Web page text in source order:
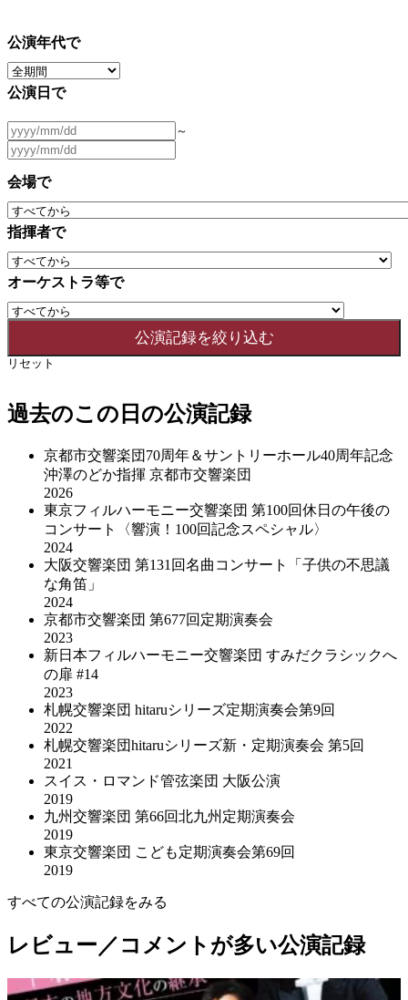
公演年代で
公演日で
～
会場で
指揮者で
オーケストラ等で
リセット
過去のこの日の公演記録
京都市交響楽団70周年＆サントリーホール40周年記念
沖澤のどか指揮 京都市交響楽団
2026
東京フィルハーモニー交響楽団 第100回休日の午後の
コンサート〈響演！100回記念スペシャル〉
2024
大阪交響楽団 第131回名曲コンサート「子供の不思議
な角笛」
2024
京都市交響楽団 第677回定期演奏会
2023
新日本フィルハーモニー交響楽団 すみだクラシックへ
の扉 #14
2023
札幌交響楽団 hitaruシリーズ定期演奏会第9回
2022
札幌交響楽団hitaruシリーズ新・定期演奏会 第5回
2021
スイス・ロマンド管弦楽団 大阪公演
2019
九州交響楽団 第66回北九州定期演奏会
2019
東京交響楽団 こども定期演奏会第69回
2019
すべての公演記録をみる
レビュー／コメントが多い公演記録